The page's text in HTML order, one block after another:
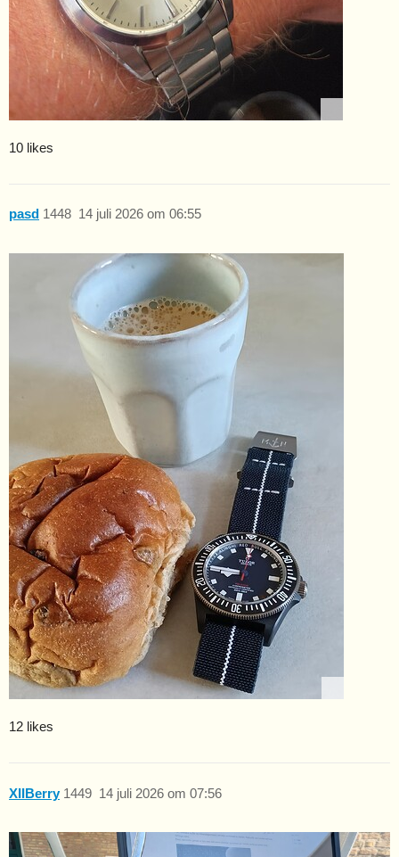
10 likes
pasd 14 juli 2026 om 06:55
1448
12 likes
XIIBerry 14 juli 2026 om 07:56
1449